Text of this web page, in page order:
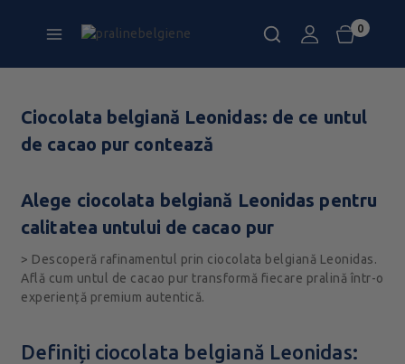
0
Ciocolata belgiană Leonidas: de ce untul
de cacao pur contează
Alege ciocolata belgiană Leonidas pentru
calitatea untului de cacao pur
> Descoperă rafinamentul prin ciocolata belgiană Leonidas.
Află cum untul de cacao pur transformă fiecare pralină într-o
experiență premium autentică.
Definiți ciocolata belgiană Leonidas: